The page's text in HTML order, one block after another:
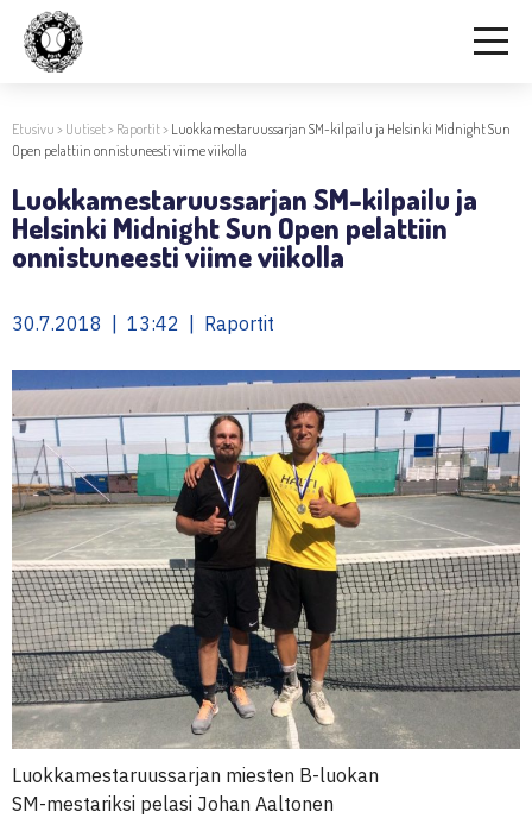
Etusivu > Uutiset> Raportit> Luokkamestaruussarjan SM-kilpailu ja Helsinki Midnight Sun
Open pelattiin onnistuneesti viime viikolla
Luokkamestaruussarjan SM-kilpailu ja
Helsinki Midnight Sun Open pelattiin
onnistuneesti viime viikolla
30.7.2018 | 13:42 | Raportit
Luokkamestaruussarjan miesten B-luokan
SM-mestariksi pelasi Johan Aaltonen